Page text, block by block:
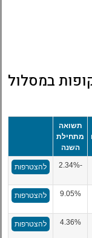
במסלול
תשואה
מתחילת
השנה
-2.34% להצטרפות
9.05% להצטרפות
4.36% להצטרפות